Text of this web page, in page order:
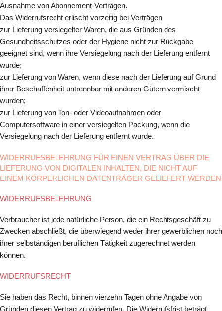
Ausnahme von Abonnement-Verträgen.
Das Widerrufsrecht erlischt vorzeitig bei Verträgen
zur Lieferung versiegelter Waren, die aus Gründen des
Gesundheitsschutzes oder der Hygiene nicht zur Rückgabe
geeignet sind, wenn ihre Versiegelung nach der Lieferung entfernt
wurde;
zur Lieferung von Waren, wenn diese nach der Lieferung auf Grund
ihrer Beschaffenheit untrennbar mit anderen Gütern vermischt
wurden;
zur Lieferung von Ton- oder Videoaufnahmen oder
Computersoftware in einer versiegelten Packung, wenn die
Versiegelung nach der Lieferung entfernt wurde.
WIDERRUFSBELEHRUNG FÜR EINEN VERTRAG ÜBER DIE
LIEFERUNG VON DIGITALEN INHALTEN, DIE NICHT AUF
EINEM KÖRPERLICHEN DATENTRÄGER GELIEFERT WERDEN
WIDERRUFSBELEHRUNG
Verbraucher ist jede natürliche Person, die ein Rechtsgeschäft zu
Zwecken abschließt, die überwiegend weder ihrer gewerblichen noch
ihrer selbständigen beruflichen Tätigkeit zugerechnet werden
können.
WIDERRUFSRECHT
Sie haben das Recht, binnen vierzehn Tagen ohne Angabe von
Gründen diesen Vertrag zu widerrufen. Die Widerrufsfrist beträgt